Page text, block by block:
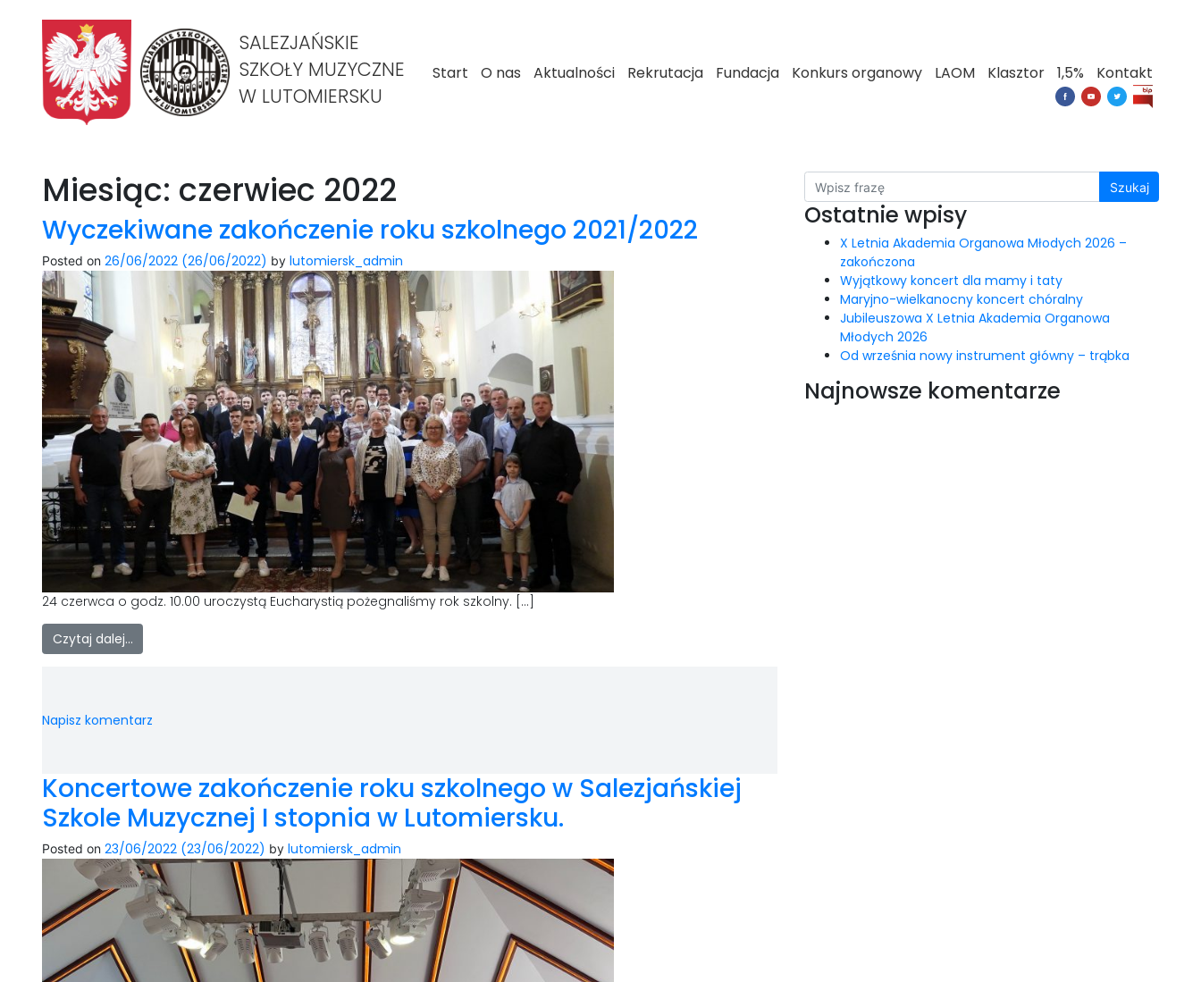
SALEZJAŃSKIE
SZKOŁY MUZYCZNE
W LUTOMIERSKU
Start O nas Aktualności Rekrutacja Fundacja Konkurs organowy LAOM Klasztor 1,5% Kontakt
Miesiąc: czerwiec 2022
Wyczekiwane zakończenie roku szkolnego 2021/2022
Posted on 26/06/2022 (26/06/2022) by lutomiersk_admin
24 czerwca o godz. 10.00 uroczystą Eucharystią pożegnaliśmy rok szkolny. […]
Czytaj dalej…
Napisz komentarz
Koncertowe zakończenie roku szkolnego w Salezjańskiej
Szkole Muzycznej I stopnia w Lutomiersku.
Posted on 23/06/2022 (23/06/2022) by lutomiersk_admin
Szukaj
Ostatnie wpisy
X Letnia Akademia Organowa Młodych 2026 –
zakończona
Wyjątkowy koncert dla mamy i taty
Maryjno-wielkanocny koncert chóralny
Jubileuszowa X Letnia Akademia Organowa
Młodych 2026
Od września nowy instrument główny – trąbka
Najnowsze komentarze